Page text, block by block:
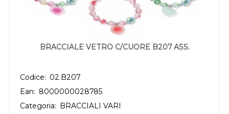
BRACCIALE VETRO C/CUORE B207 ASS.
Codice: 02.B207
Ean: 8000000028785
Categoria: BRACCIALI VARI